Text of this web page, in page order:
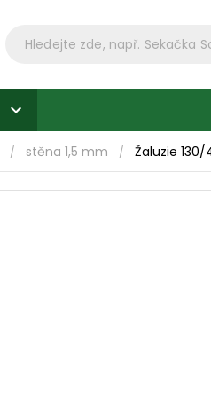
/ stěna 1,5 mm / Žaluzie 130/